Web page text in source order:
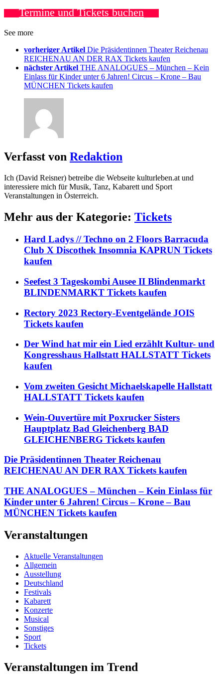
Termine und Tickets buchen
See more
vorheriger Artikel Die Präsidentinnen Theater Reichenau
REICHENAU AN DER RAX Tickets kaufen
nächster Artikel THE ANALOGUES – München – Kein
Einlass für Kinder unter 6 Jahren! Circus – Krone – Bau
MÜNCHEN Tickets kaufen
Verfasst von Redaktion
Ich (David Reisner) betreibe die Webseite kulturleben.at und
interessiere mich für Musik, Tanz, Kabarett und Sport
Veranstaltungen in Österreich.
Mehr aus der Kategorie: Tickets
Hard Ladys // Techno on 2 Floors Barracuda
Club X Discothek Insomnia KAPRUN Tickets
kaufen
Seefest 3 Tageskombi Ausee II Blindenmarkt
BLINDENMARKT Tickets kaufen
Rectory 2023 Rectory-Eventgelände JOIS
Tickets kaufen
Der Wind hat mir ein Lied erzählt Kultur- und
Kongresshaus Hallstatt HALLSTATT Tickets
kaufen
Vom zweiten Gesicht Michaelskapelle Hallstatt
HALLSTATT Tickets kaufen
Wein-Ouvertüre mit Poxrucker Sisters
Hauptplatz Bad Gleichenberg BAD
GLEICHENBERG Tickets kaufen
Die Präsidentinnen Theater Reichenau
REICHENAU AN DER RAX Tickets kaufen
THE ANALOGUES – München – Kein Einlass für
Kinder unter 6 Jahren! Circus – Krone – Bau
MÜNCHEN Tickets kaufen
Veranstaltungen
Aktuelle Veranstaltungen
Allgemein
Ausstellung
Deutschland
Festivals
Kabarett
Konzerte
Musical
Sonstiges
Sport
Tickets
Veranstaltungen im Trend